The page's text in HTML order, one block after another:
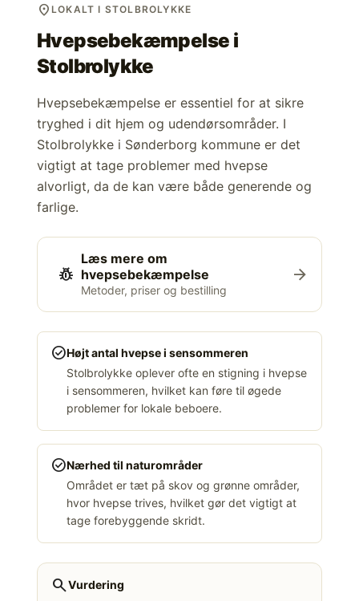
location_on LOKALT I STOLBROLYKKE
Hvepsebekæmpelse i
Stolbrolykke
Hvepsebekæmpelse er essentiel for at sikre
tryghed i dit hjem og udendørsområder. I
Stolbrolykke i Sønderborg kommune er det
vigtigt at tage problemer med hvepse
alvorligt, da de kan være både generende og
farlige.
pest_control
Læs mere om
hvepsebekæmpelse
Metoder, priser og bestilling
arrow_forward
check_circleHøjt antal hvepse i sensommeren
Stolbrolykke oplever ofte en stigning i hvepse
i sensommeren, hvilket kan føre til øgede
problemer for lokale beboere.
check_circleNærhed til naturområder
Området er tæt på skov og grønne områder,
hvor hvepse trives, hvilket gør det vigtigt at
tage forebyggende skridt.
searchVurdering